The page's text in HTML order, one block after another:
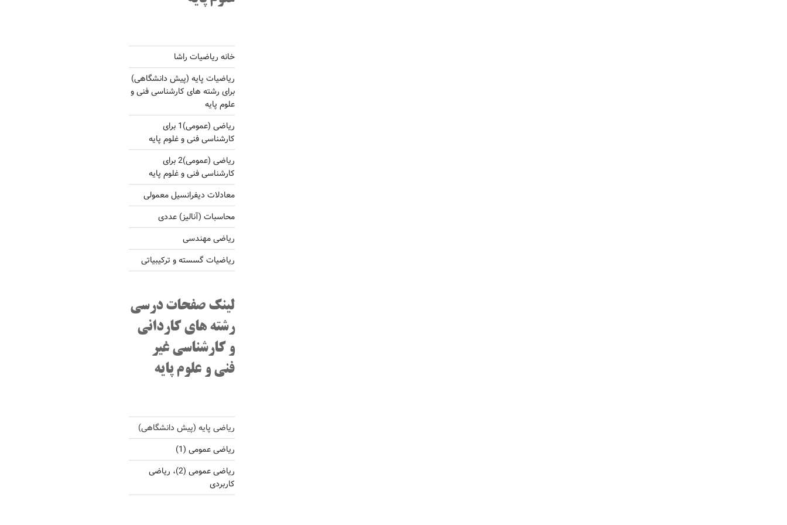
خانه ریاضیات راشا
ریاضیات پایه (پیش دانشگاهی)
برای رشته های کارشناسی فنی و
علوم پایه
ریاضی (عمومی)1 برای
کارشناسی فنی و غلوم پایه
ریاضی (عمومی)2 برای
کارشناسی فنی و غلوم پایه
معادلات دیفرانسیل معمولی
محاسبات (آنالیز) عددی
ریاضی مهندسی
ریاضیات گسسته و ترکیبیاتی
لینک صفحات درسی
رشته های کاردانی
و کارشناسی غیر
فنی و علوم پایه
ریاضی پایه (پیش دانشگاهی)
ریاضی عمومی (1)
ریاضی عمومی (2)، ریاضی
کاربردی